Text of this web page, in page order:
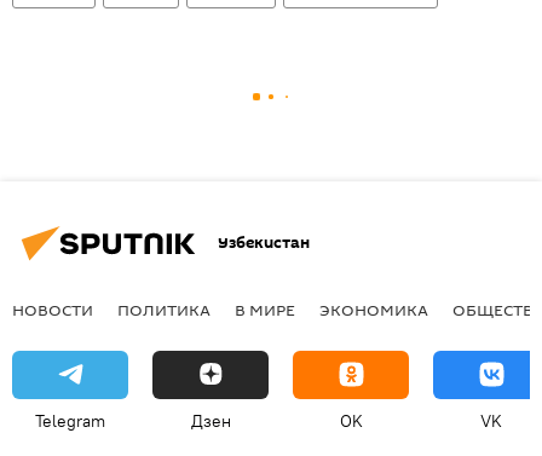
Узбекистан
НОВОСТИ ПОЛИТИКА В МИРЕ ЭКОНОМИКА
Telegram Дзен OK VK